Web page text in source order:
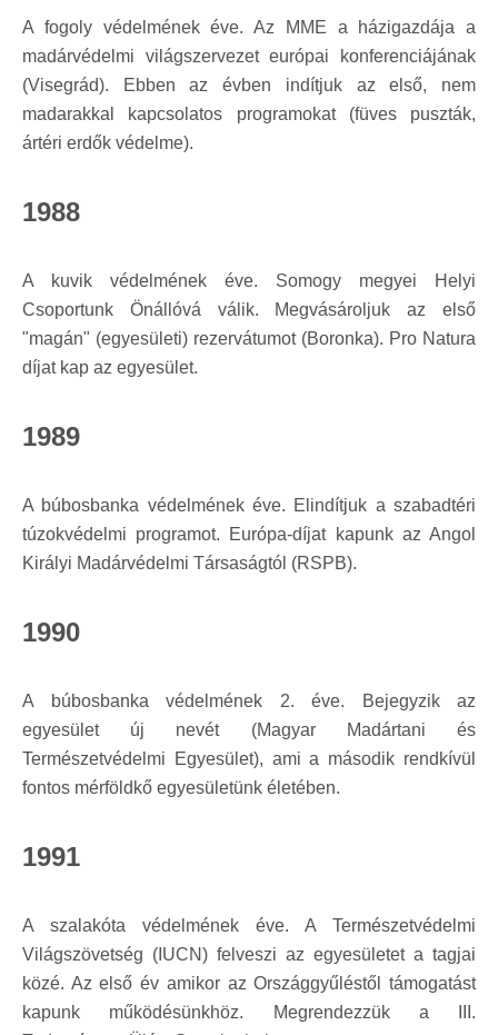
A fogoly védelmének éve. Az MME a házigazdája a
madárvédelmi világszervezet európai konferenciájának
(Visegrád). Ebben az évben indítjuk az első, nem
madarakkal kapcsolatos programokat (füves puszták,
ártéri erdők védelme).
1988
A kuvik védelmének éve. Somogy megyei Helyi
Csoportunk Önállóvá válik. Megvásároljuk az első
"magán" (egyesületi) rezervátumot (Boronka). Pro Natura
díjat kap az egyesület.
1989
A búbosbanka védelmének éve. Elindítjuk a szabadtéri
túzokvédelmi programot. Európa-díjat kapunk az Angol
Királyi Madárvédelmi Társaságtól (RSPB).
1990
A búbosbanka védelmének 2. éve. Bejegyzik az
egyesület új nevét (Magyar Madártani és
Természetvédelmi Egyesület), ami a második rendkívül
fontos mérföldkő egyesületünk életében.
1991
A szalakóta védelmének éve. A Természetvédelmi
Világszövetség (IUCN) felveszi az egyesületet a tagjai
közé. Az első év amikor az Országgyűléstől támogatást
kapunk működésünkhöz. Megrendezzük a III.